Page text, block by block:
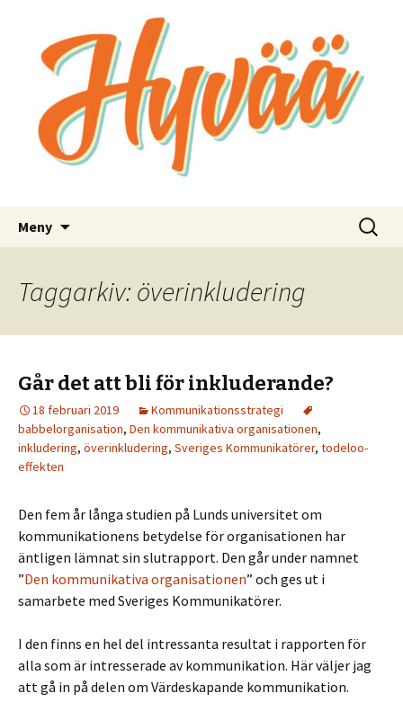
Hyvää
Bra kommunikation för bra saker
Meny
Sök
efter:
Taggarkiv: överinkludering
Går det att bli för inkluderande?
18 februari 2019
Kommunikationsstrategi
babbelorganisation, Den kommunikativa organisationen,
inkludering, överinkludering, Sveriges Kommunikatörer, todeloo-
effekten
Den fem år långa studien på Lunds universitet om
kommunikationens betydelse för organisationen har
äntligen lämnat sin slutrapport. Den går under namnet
”Den kommunikativa organisationen” och ges ut i
samarbete med Sveriges Kommunikatörer.
I den finns en hel del intressanta resultat i rapporten för
alla som är intresserade av kommunikation. Här väljer jag
att gå in på delen om Värdeskapande kommunikation.